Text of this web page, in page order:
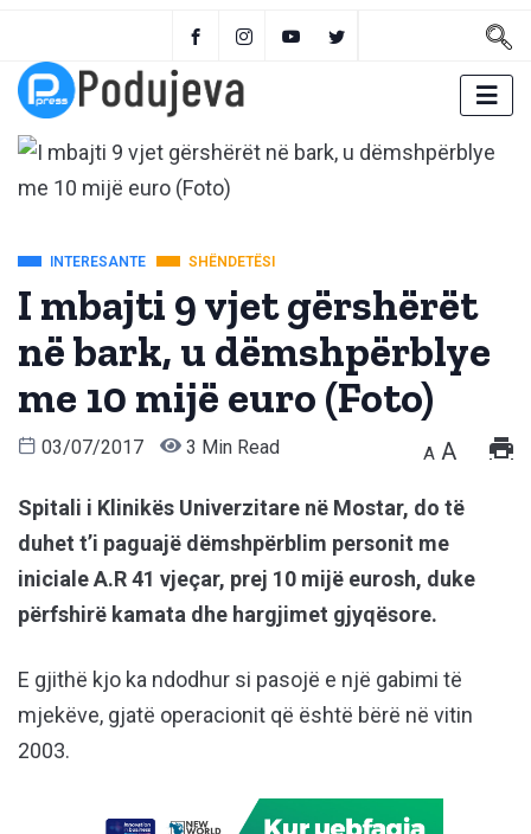
INTERESANTE SHËNDETËSI
I mbajti 9 vjet gërshërët
në bark, u dëmshpërblye
me 10 mijë euro (Foto)
03/07/2017 3 Min Read A A
Spitali i Klinikës Univerzitare në Mostar, do të
duhet t’i paguajë dëmshpërblim personit me
iniciale A.R 41 vjeçar, prej 10 mijë eurosh, duke
përfshirë kamata dhe hargjimet gjyqësore.
E gjithë kjo ka ndodhur si pasojë e një gabimi të
mjekëve, gjatë operacionit që është bërë në vitin
2003.